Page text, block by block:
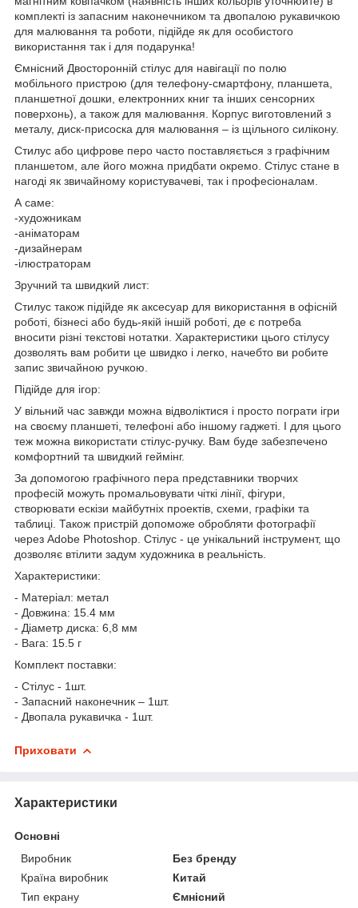
комплекті із запасним наконечником та двопалою рукавичкою
для малювання та роботи, підійде як для особистого
використання так і для подарунка!
Ємнісний Двосторонній стілус для навігації по полю
мобільного пристрою (для телефону-смартфону, планшета,
планшетної дошки, електронних книг та інших сенсорних
поверхонь), а також для малювання. Корпус виготовлений з
металу, диск-присоска для малювання – із щільного силікону.
Стилус або цифрове перо часто поставляється з графічним
планшетом, але його можна придбати окремо. Стілус стане в
нагоді як звичайному користувачеві, так і професіоналам.
А саме:
-художникам
-аніматорам
-дизайнерам
-ілюстраторам
Зручний та швидкий лист:
Стилус також підійде як аксесуар для використання в офісній
роботі, бізнесі або будь-якій іншій роботі, де є потреба
вносити різні текстові нотатки. Характеристики цього стілусу
дозволять вам робити це швидко і легко, начебто ви робите
запис звичайною ручкою.
Підійде для ігор:
У вільний час завжди можна відволіктися і просто пограти ігри
на своєму планшеті, телефоні або іншому гаджеті. І для цього
теж можна використати стілус-ручку. Вам буде забезпечено
комфортний та швидкий геймінг.
За допомогою графічного пера представники творчих
професій можуть промальовувати чіткі лінії, фігури,
створювати ескізи майбутніх проектів, схеми, графіки та
таблиці. Також пристрій допоможе обробляти фотографії
через Adobe Photoshop. Стілус - це унікальний інструмент, що
дозволяє втілити задум художника в реальність.
Характеристики:
- Матеріал: метал
- Довжина: 15.4 мм
- Діаметр диска: 6,8 мм
- Вага: 15.5 г
Комплект поставки:
- Стілус - 1шт.
- Запасний наконечник – 1шт.
- Двопала рукавичка - 1шт.
Приховати
Характеристики
Основні
Виробник
Без бренду
Країна виробник
Китай
Тип екрану
Ємнісний